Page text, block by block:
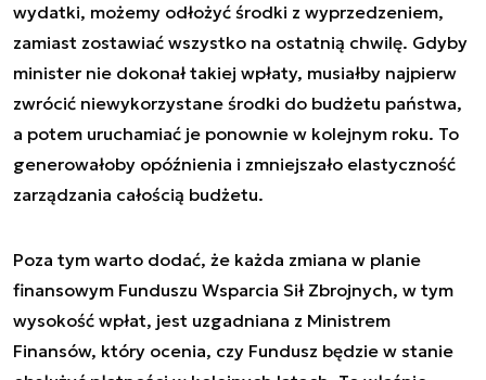
wydatki, możemy odłożyć środki z wyprzedzeniem,
zamiast zostawiać wszystko na ostatnią chwilę. Gdyby
minister nie dokonał takiej wpłaty, musiałby najpierw
zwrócić niewykorzystane środki do budżetu państwa,
a potem uruchamiać je ponownie w kolejnym roku. To
generowałoby opóźnienia i zmniejszało elastyczność
zarządzania całością budżetu.
Poza tym warto dodać, że każda zmiana w planie
finansowym Funduszu Wsparcia Sił Zbrojnych, w tym
wysokość wpłat, jest uzgadniana z Ministrem
Finansów, który ocenia, czy Fundusz będzie w stanie